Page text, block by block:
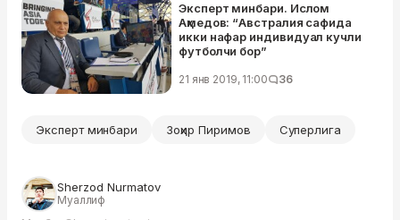
Эксперт минбари. Ислом
Аҳмедов: “Австралия сафида
икки нафар индивидуал кучли
футболчи бор”
21 янв 2019, 11:00 36
Эксперт минбари Зоҳир Пиримов Суперлига
Sherzod Nurmatov
Муаллиф